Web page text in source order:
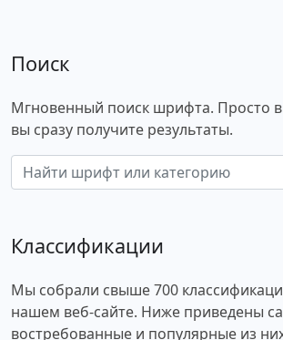
Поиск
Мгновенный поиск шрифта. Просто
вы сразу получите результаты.
Классификации
Мы собрали свыше 700
нашем веб-сайте. Ниже приведены
востребованные и популярные из